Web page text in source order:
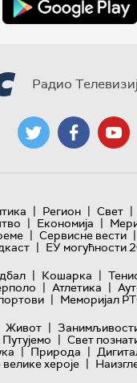
Радио
| Регион | Свет |
| Економија |
| Сервисне вести |
| ЕУ могућности
| Кошарка |
| Атлетика |
| Меморијал
Живот |
Путујемо | Свет
| Природа |
хероје |